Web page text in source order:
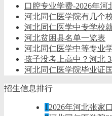
口腔专业学费-2026年
河北同仁医学院有几个
河北同仁医学中专学校
河北贫困县名单一览表
河北同仁医学中等专业
孩子没考上高中？河北
河北同仁医学院毕业证
招生信息排行
1 2026年河北张家